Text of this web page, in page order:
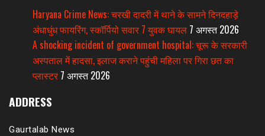
Haryana Crime News: चरखी दादरी में थाने के सामने दिनदहाड़े
अंधाधुंध फायरिंग, स्कॉर्पियो सवार 7 युवक घायल 7 अगस्त 2026
A shocking incident of government hospital: चूरू के सरकारी
अस्पताल में हादसा, इलाज कराने पहुंची महिला पर गिरा छत का
प्लास्टर 7 अगस्त 2026
ADDRESS
Gaurtalab News